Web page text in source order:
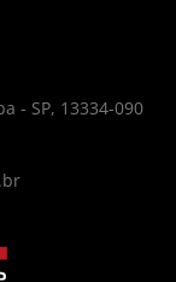
- SP, 13334-090